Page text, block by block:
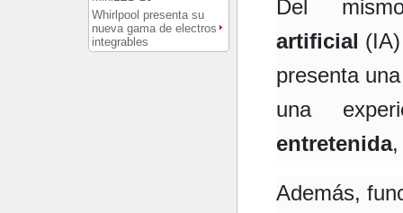
Whirlpool presenta su
nueva gama de electros
integrables
Del
artificial
presenta
una
entretenida,
Además,